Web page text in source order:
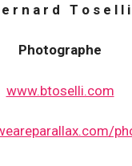
e r n a r d T o s e l l i
Photographe
www.btoselli.com